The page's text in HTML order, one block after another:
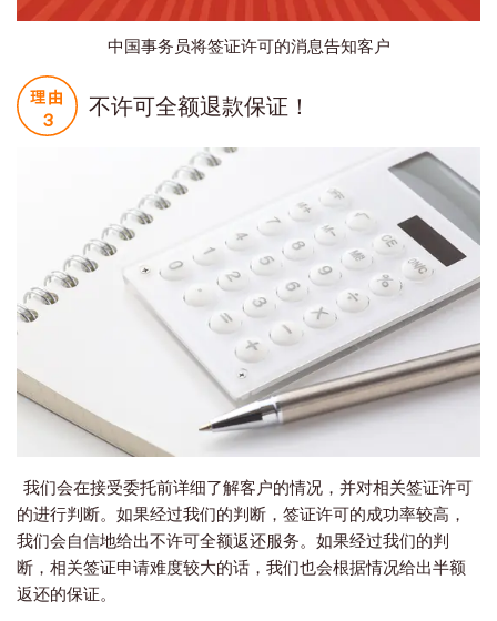
中国事务员将签证许可的消息告知客户
不许可全额退款保证！
我们会在接受委托前详细了解客户的情况，并对相关签证许可
的进行判断。如果经过我们的判断，签证许可的成功率较高，
我们会自信地给出不许可全额返还服务。如果经过我们的判
断，相关签证申请难度较大的话，我们也会根据情况给出半额
返还的保证。